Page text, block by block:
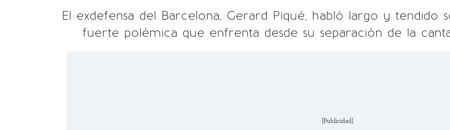
El exdefensa del Barcelona, Gerard Piqué, habló largo y
fuerte polémica que enfrenta desde su separación de la
[Publicidad]